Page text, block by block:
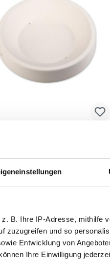
B. Ihre IP-Adresse, mithilfe
zuzugreifen und so
Entwicklung von
Ihre Einwilligung